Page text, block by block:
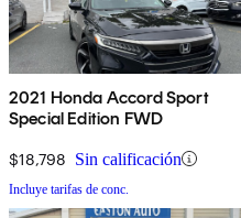
2021 Honda Accord Sport
Special Edition FWD
$18,798 Sin calificación
Incluye tarifas de conc.